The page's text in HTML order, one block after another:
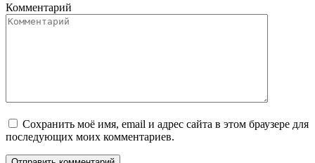
Комментарий
Сохранить моё имя, email и адрес сайта в этом браузере для
последующих моих комментариев.